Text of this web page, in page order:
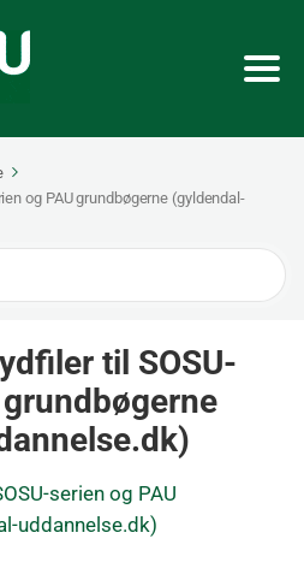
og PAU grundbøgerne (gyldendal-
til SOSU-
serien og PAU
uddannelse.dk)